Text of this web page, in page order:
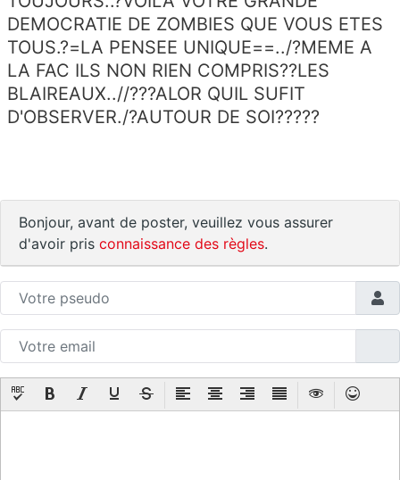
DEMOCRATIE DE ZOMBIES QUE VOUS ETES
TOUS.?=LA PENSEE UNIQUE==../?MEME A
LA FAC ILS NON RIEN COMPRIS??LES
BLAIREAUX..//???ALOR QUIL SUFIT
D'OBSERVER./?AUTOUR DE SOI?????
Bonjour, avant de poster, veuillez vous assurer
d'avoir pris connaissance des règles.